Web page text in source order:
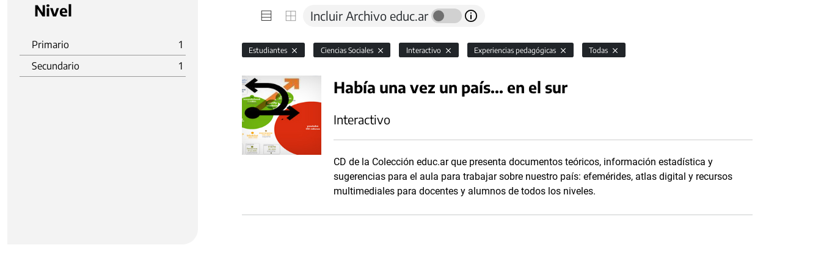
Nivel
Primario
1
Secundario
1
Incluir Archivo educ.ar
Estudiantes Ciencias Sociales Interactivo Experiencias pedagógicas Todas
Había una vez un país... en el sur
Interactivo
CD de la Colección educ.ar que presenta documentos teóricos, información estadística y
sugerencias para el aula para trabajar sobre nuestro país: efemérides, atlas digital y recursos
multimediales para docentes y alumnos de todos los niveles.